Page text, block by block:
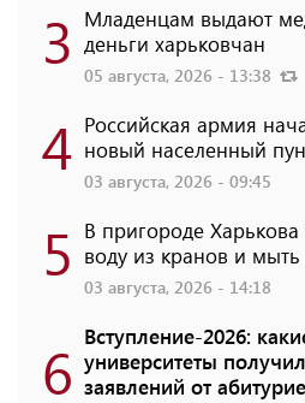
3 Младенцам выдают
деньги харьковчан
05 августа, 2026 - 13:38
4 Российская армия
новый населенный
03 августа, 2026 - 09:45
5 В пригороде Харькова
воду из кранов и
03 августа, 2026 - 14:18
6 Вступление-2026:
университеты
заявлений от